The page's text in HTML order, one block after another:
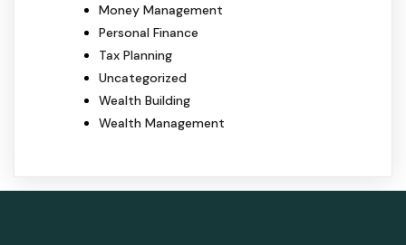
Money Management
Personal Finance
Tax Planning
Uncategorized
Wealth Building
Wealth Management